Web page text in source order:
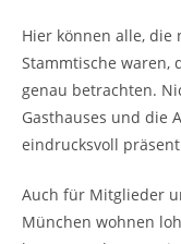
Hier können alle,
Stammtische waren,
genau betrachten.
Gasthauses und die
eindrucksvoll
Auch für Mitglieder
München wohnen